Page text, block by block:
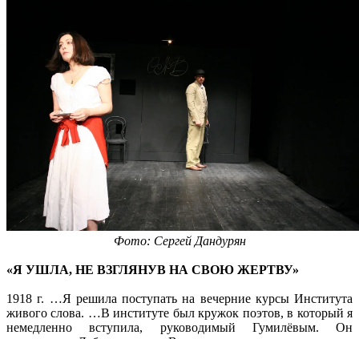
Фото: Сергей Дандурян
«Я УШЛА, НЕ ВЗГЛЯНУВ НА СВОЮ ЖЕРТВУ»
1918 г. …Я решила поступать на вечерние курсы Института
живого слова. …В институте был кружок поэтов, в который я
немедленно вступила, руководимый Гумилёвым. Он